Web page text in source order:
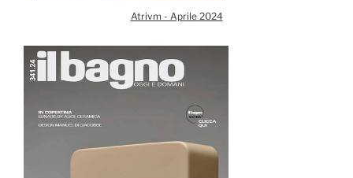
Atrivm - Aprile 2024